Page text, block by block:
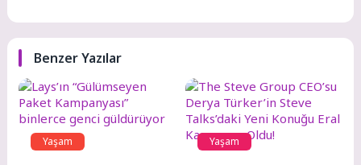
Benzer Yazılar
Yaşam Yaşam